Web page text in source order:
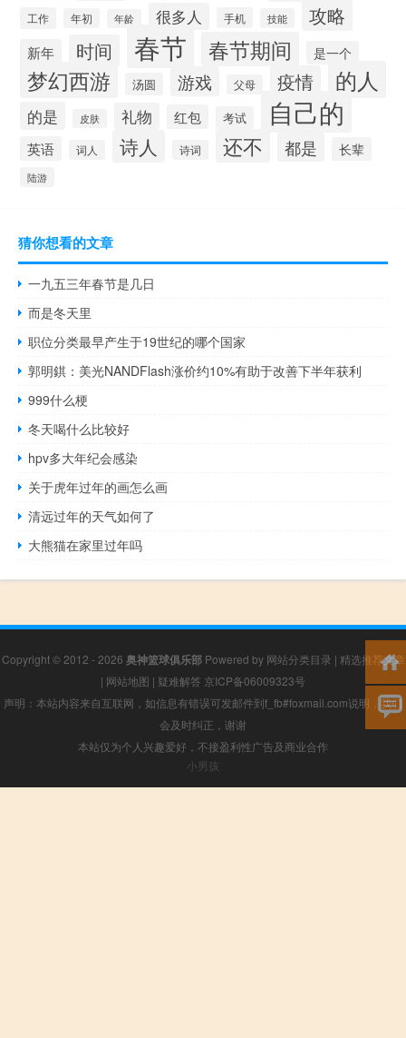
工作 年初 年龄 很多人 手机 技能 攻略
新年 时间 春节 春节期间 是一个
梦幻西游 汤圆 游戏 父母 疫情 的人
的是 皮肤 礼物 红包 考试 自己的
英语 词人 诗人 诗词 还不 都是 长辈
陆游
猜你想看的文章
一九五三年春节是几日
而是冬天里
职位分类最早产生于19世纪的哪个国家
郭明錤：美光NANDFlash涨价约10%有助于改善下半年获利
999什么梗
冬天喝什么比较好
hpv多大年纪会感染
关于虎年过年的画怎么画
清远过年的天气如何了
大熊猫在家里过年吗
Copyright © 2012 - 2026 奥神篮球俱乐部Powered by 网站分类目录 | 精选推荐文章
| 网站地图 | 疑难解答 京ICP备06009323号
声明：本站内容来自互联网，如信息有错误可发邮件到f_fb#foxmail.com说明，我们
会及时纠正，谢谢
本站仅为个人兴趣爱好，不接盈利性广告及商业合作
小男孩